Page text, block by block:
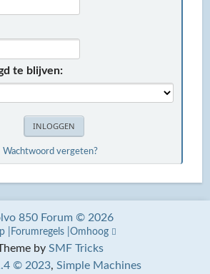
te blijven:
Wachtwoord vergeten?
by SMF Tricks
© 2023, Simple Machines
850 Forum © 2026
Forumregels Omhoog